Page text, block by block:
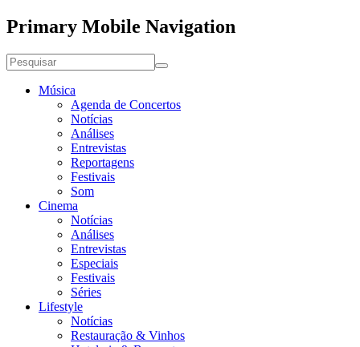
Primary Mobile Navigation
Música
Agenda de Concertos
Notícias
Análises
Entrevistas
Reportagens
Festivais
Som
Cinema
Notícias
Análises
Entrevistas
Especiais
Festivais
Séries
Lifestyle
Notícias
Restauração & Vinhos